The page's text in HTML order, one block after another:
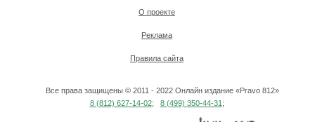
О проекте
Реклама
Правила сайта
Все права защищены © 2011 - 2022 Онлайн издание «Pravo 812»
8 (812) 627-14-02; 8 (499) 350-44-31 ;